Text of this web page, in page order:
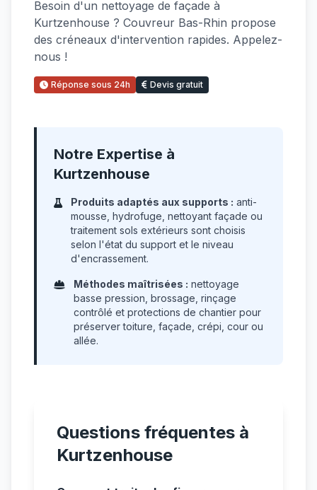
Besoin d'un nettoyage de façade à
Kurtzenhouse ? Couvreur Bas-Rhin propose
des créneaux d'intervention rapides. Appelez-
nous !
Réponse sous 24h Devis gratuit
Notre Expertise à
Kurtzenhouse
Produits adaptés aux supports : anti-
mousse, hydrofuge, nettoyant façade ou
traitement sols extérieurs sont choisis
selon l'état du support et le niveau
d'encrassement.
Méthodes maîtrisées : nettoyage
basse pression, brossage, rinçage
contrôlé et protections de chantier pour
préserver toiture, façade, crépi, cour ou
allée.
Questions fréquentes à
Kurtzenhouse